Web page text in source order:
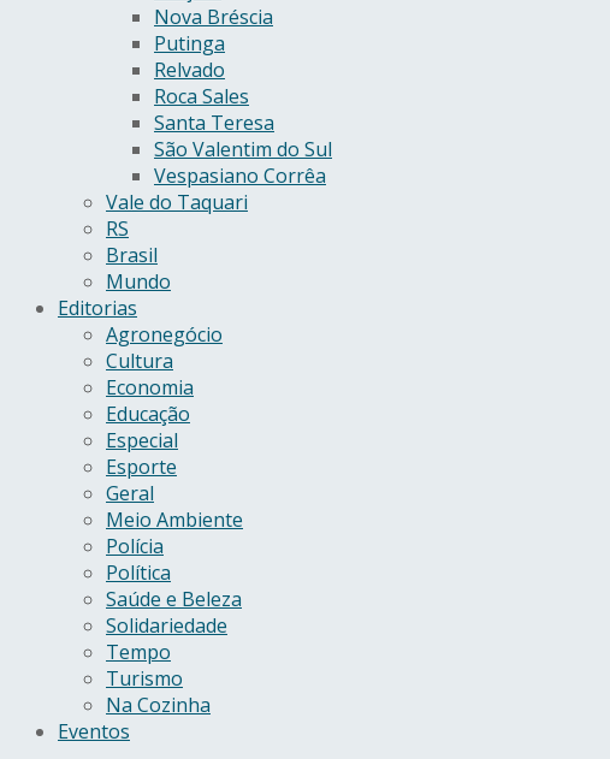
Nova Bréscia
Putinga
Relvado
Roca Sales
Santa Teresa
São Valentim do Sul
Vespasiano Corrêa
Vale do Taquari
RS
Brasil
Mundo
Editorias
Agronegócio
Cultura
Economia
Educação
Especial
Esporte
Geral
Meio Ambiente
Polícia
Política
Saúde e Beleza
Solidariedade
Tempo
Turismo
Na Cozinha
Eventos